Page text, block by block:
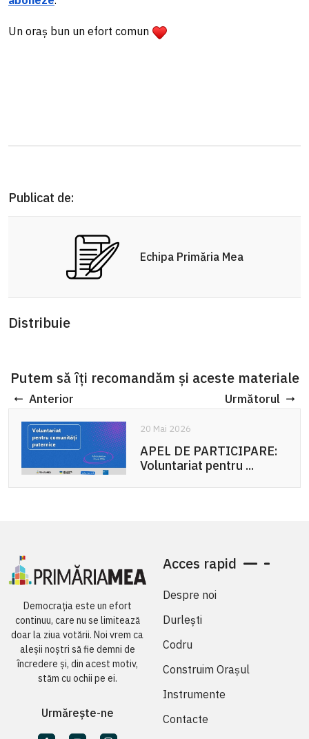
Un oraș bun un efort comun
Publicat de:
Echipa Primăria Mea
Distribuie
Putem să îți recomandăm și aceste materiale
Anterior Următorul
20 Mai 2026
APEL DE PARTICIPARE:
Voluntariat pentru ...
Democrația este un efort
continuu, care nu se limitează
doar la ziua votării. Noi vrem ca
aleșii noștri să fie demni de
încredere și, din acest motiv,
stăm cu ochii pe ei.
Urmărește-ne
Acces rapid
Despre noi
Durlești
Codru
Construim Orașul
Instrumente
Contacte